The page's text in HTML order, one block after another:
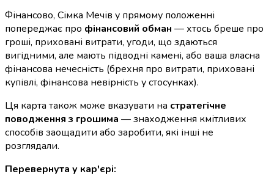
Фінансово, Сімка Мечів у прямому положенні
попереджає про фінансовий обман — хтось бреше про
гроші, приховані витрати, угоди, що здаються
вигідними, але мають підводні камені, або ваша власна
фінансова нечесність (брехня про витрати, приховані
купівлі, фінансова невірність у стосунках).
Ця карта також може вказувати на стратегічне
поводження з грошима — знаходження кмітливих
способів заощадити або заробити, які інші не
розглядали.
Перевернута у кар'єрі: